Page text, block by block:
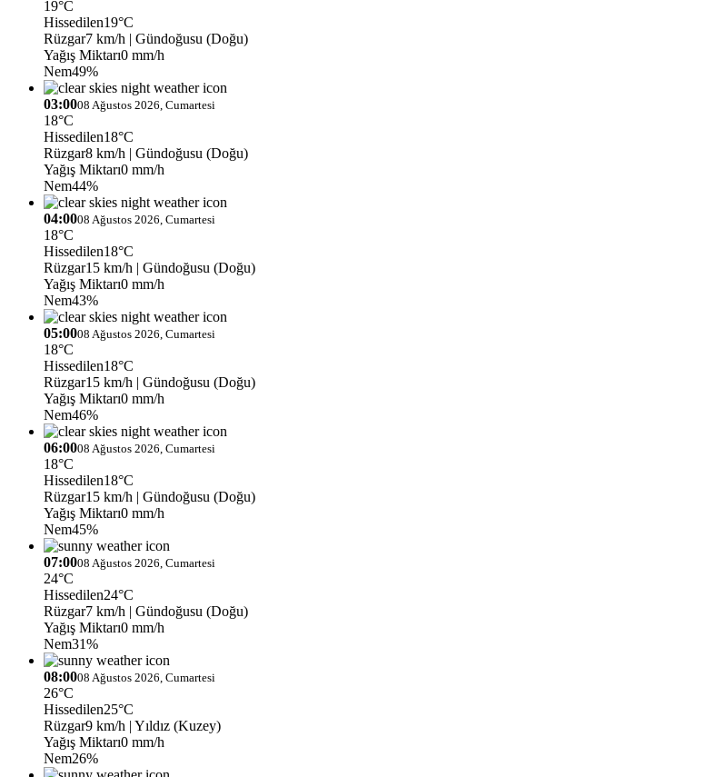
19°C
Hissedilen19°C
Rüzgar7 km/h | Gündoğusu (Doğu)
Yağış Miktarı0 mm/h
Nem49%
03:0008 Ağustos 2026, Cumartesi
18°C
Hissedilen18°C
Rüzgar8 km/h | Gündoğusu (Doğu)
Yağış Miktarı0 mm/h
Nem44%
04:0008 Ağustos 2026, Cumartesi
18°C
Hissedilen18°C
Rüzgar15 km/h | Gündoğusu (Doğu)
Yağış Miktarı0 mm/h
Nem43%
05:0008 Ağustos 2026, Cumartesi
18°C
Hissedilen18°C
Rüzgar15 km/h | Gündoğusu (Doğu)
Yağış Miktarı0 mm/h
Nem46%
06:0008 Ağustos 2026, Cumartesi
18°C
Hissedilen18°C
Rüzgar15 km/h | Gündoğusu (Doğu)
Yağış Miktarı0 mm/h
Nem45%
07:0008 Ağustos 2026, Cumartesi
24°C
Hissedilen24°C
Rüzgar7 km/h | Gündoğusu (Doğu)
Yağış Miktarı0 mm/h
Nem31%
08:0008 Ağustos 2026, Cumartesi
26°C
Hissedilen25°C
Rüzgar9 km/h | Yıldız (Kuzey)
Yağış Miktarı0 mm/h
Nem26%